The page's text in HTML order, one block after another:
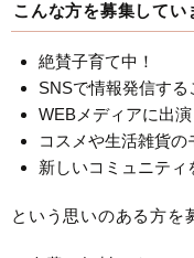
こんな方を募集してい
絶賛子育て中！
SNSで情報発信する
WEBメディアに出
コスメや生活雑貨
新しいコミュニティ
という思いのある方を